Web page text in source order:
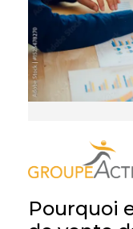
Pourquoi